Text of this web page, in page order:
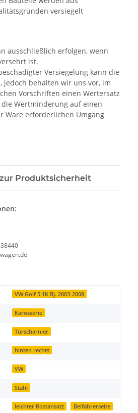
versiegelt
ausschließlich erfolgen, wenn
ist.
Versiegelung kann die
jedoch behalten wir uns vor, im
Vorschriften einen Wertersatz
Wertminderung auf einen
Ware erforderlichen Umgang
Produktsicherheit
VW Golf 5 1K Bj. 2003-2008
Karosserie
Türscharnier
hinten rechts
VW
Stahl
leichter Rostansatz Beifahrerseite